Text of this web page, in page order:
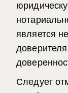
является
Следует